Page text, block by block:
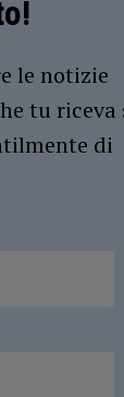
le notizie
tu riceva
di